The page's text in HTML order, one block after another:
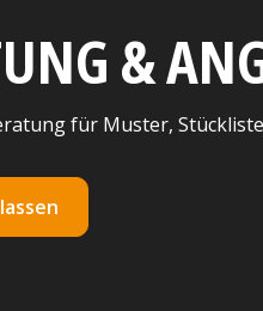
&
für Muster,